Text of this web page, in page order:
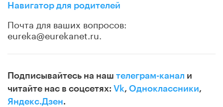
Навигатор для родителей
Почта для ваших вопросов:
eureka@eurekanet.ru.
Подписывайтесь на наш телеграм-канал и
читайте нас в соцсетях: Vk, Одноклассники,
Яндекс.Дзен.